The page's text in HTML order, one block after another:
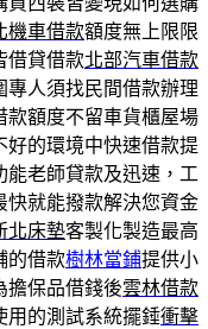
機車借款額度無上限限
借貸借款北部汽車借款
人須找民間借款辦理
款額度不留車貨櫃屋場
好的環境中快速借款提
能老師貸款及迅速，工
快就能撥款解決您資金
北床墊客製化製造最高
的借款樹林當鋪提供小
擔保品借錢後雲林借款
用的測試系統擺錘衝擊